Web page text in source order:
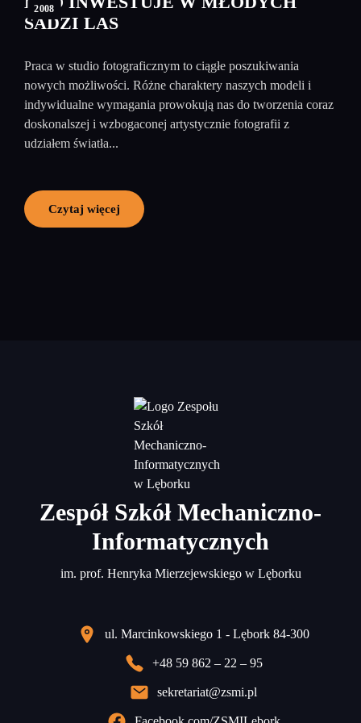
2008
SADZI LAS
Praca w studio fotograficznym to ciągłe poszukiwania
nowych możliwości. Różne charaktery naszych modeli i
indywidualne wymagania prowokują nas do tworzenia coraz
doskonalszej i wzbogaconej artystycznie fotografii z
udziałem światła...
Czytaj więcej
Zespół Szkół Mechaniczno-
Informatycznych
im. prof. Henryka Mierzejewskiego w Lęborku
ul. Marcinkowskiego 1 - Lębork 84-300
+48 59 862 – 22 – 95
sekretariat@zsmi.pl